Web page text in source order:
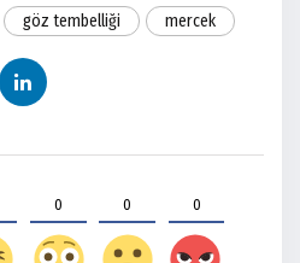
göz tembelliği mercek
0 0 0